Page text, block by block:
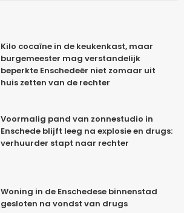
Kilo cocaïne in de keukenkast, maar
burgemeester mag verstandelijk
beperkte Enschedeër niet zomaar uit
huis zetten van de rechter
Voormalig pand van zonnestudio in
Enschede blijft leeg na explosie en drugs:
verhuurder stapt naar rechter
Woning in de Enschedese binnenstad
gesloten na vondst van drugs